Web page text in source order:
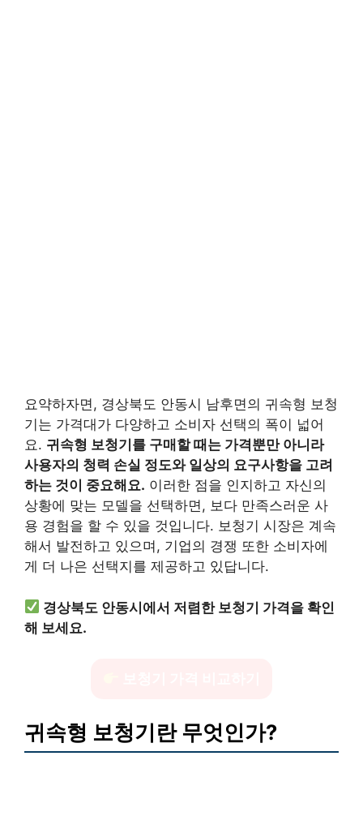
요약하자면, 경상북도 안동시 남후면의 귀속형 보청
기는 가격대가 다양하고 소비자 선택의 폭이 넓어
요. 귀속형 보청기를 구매할 때는 가격뿐만 아니라
사용자의 청력 손실 정도와 일상의 요구사항을 고려
하는 것이 중요해요. 이러한 점을 인지하고 자신의
상황에 맞는 모델을 선택하면, 보다 만족스러운 사
용 경험을 할 수 있을 것입니다. 보청기 시장은 계속
해서 발전하고 있으며, 기업의 경쟁 또한 소비자에
게 더 나은 선택지를 제공하고 있답니다.
경상북도 안동시에서 저렴한 보청기 가격을 확인
해 보세요.
귀속형 보청기란 무엇인가?